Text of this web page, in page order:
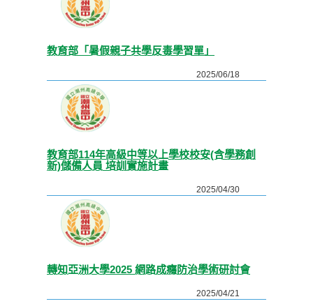
教育部「暑假親子共學反毒學習單」
2025/06/18
教育部114年高級中等以上學校校安(含學務創
新)儲備人員 培訓實施計畫
2025/04/30
轉知亞洲大學2025 網路成癮防治學術研討會
2025/04/21